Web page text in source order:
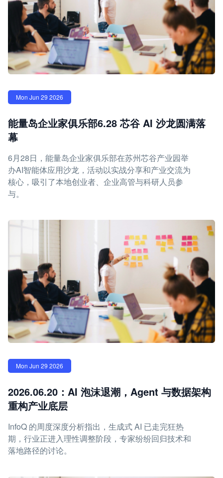
Mon Jun 29 2026
能量岛企业家俱乐部6.28 芯谷 AI 沙龙圆满落
幕
6月28日，能量岛企业家俱乐部在苏州芯谷产业园举
办AI智能体应用沙龙，活动以实战分享和产业交流为
核心，吸引了本地创业者、企业高管与科研人员参
与。
Mon Jun 29 2026
2026.06.20：AI 泡沫退潮，Agent 与数据架构
重构产业底层
InfoQ 的周度深度分析指出，生成式 AI 已走完狂热
期，行业正进入理性调整阶段，专家纷纷回归技术和
落地路径的讨论。